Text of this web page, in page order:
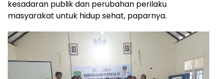
kesadaran publik dan perubahan perilaku
masyarakat untuk hidup sehat, paparnya.